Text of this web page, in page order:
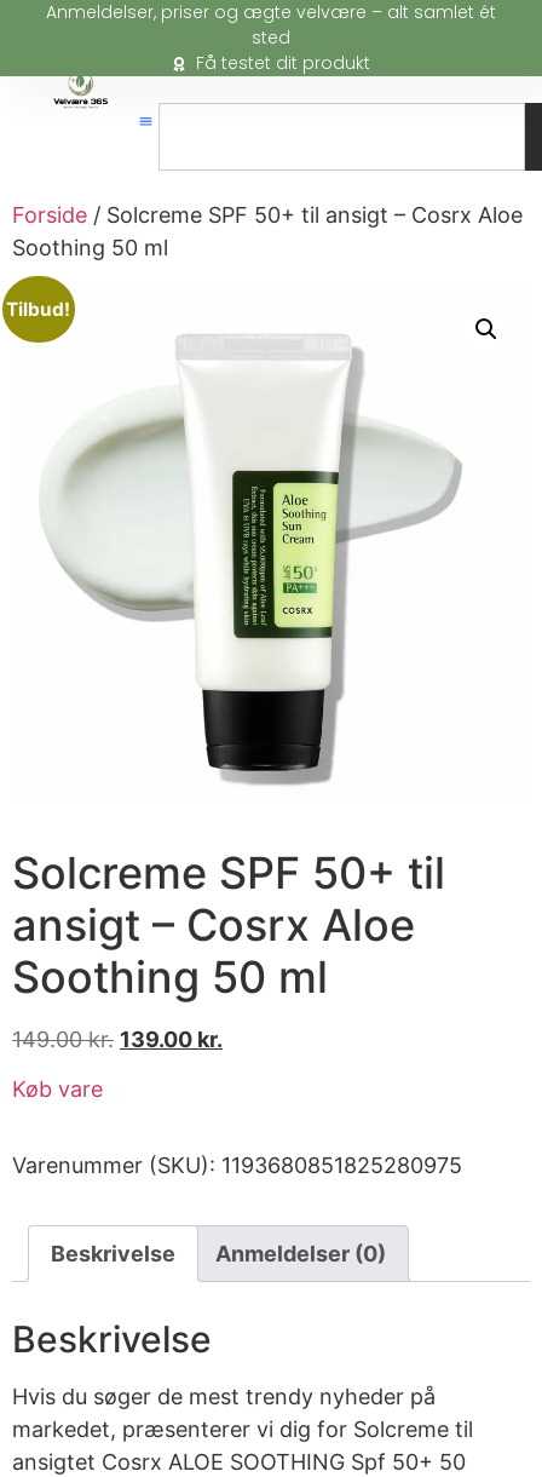
Anmeldelser, priser og ægte velvære – alt samlet ét
sted
Få testet dit produkt
Forside / Solcreme SPF 50+ til ansigt – Cosrx Aloe
Soothing 50 ml
Tilbud!
Solcreme SPF 50+ til
ansigt – Cosrx Aloe
Soothing 50 ml
149.00kr. 139.00 kr.
Køb vare
Varenummer (SKU): 1193680851825280975
Beskrivelse Anmeldelser (0)
Beskrivelse
Hvis du søger de mest trendy nyheder på
markedet, præsenterer vi dig for Solcreme til
ansigtet Cosrx ALOE SOOTHING Spf 50+ 50